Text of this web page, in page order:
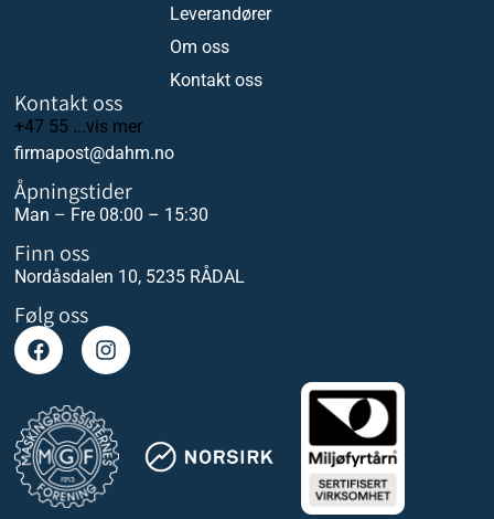
Leverandører
Om oss
Kontakt oss
Kontakt oss
+47 55 ...vis mer
firmapost@dahm.no
Åpningstider
Man – Fre 08:00 – 15:30
Finn oss
Nordåsdalen 10, 5235 RÅDAL
Følg oss